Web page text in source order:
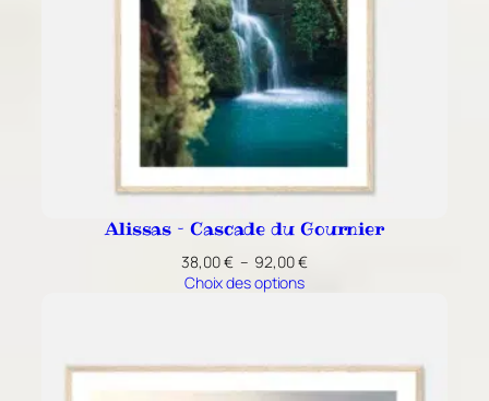
Alissas – Cascade du Gournier
38,00€ – 92,00€Plage
92,00 €
Choix des options